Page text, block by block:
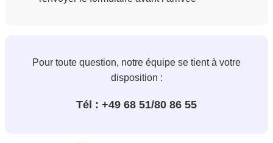
Pour toute question, notre équipe se tient à votre
disposition :
Tél : +49 68 51/80 86 55